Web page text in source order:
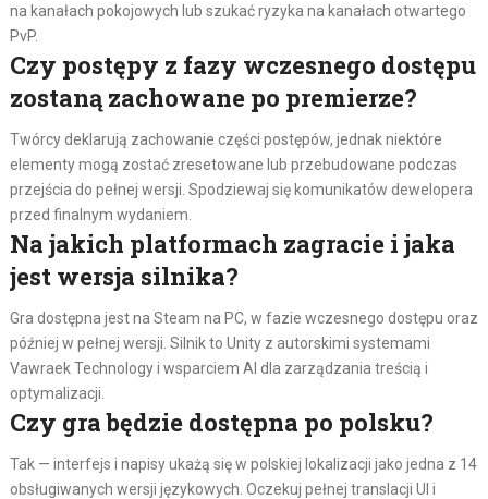
na kanałach pokojowych lub szukać ryzyka na kanałach otwartego
PvP.
Czy postępy z fazy wczesnego dostępu
zostaną zachowane po premierze?
Twórcy deklarują zachowanie części postępów, jednak niektóre
elementy mogą zostać zresetowane lub przebudowane podczas
przejścia do pełnej wersji. Spodziewaj się komunikatów dewelopera
przed finalnym wydaniem.
Na jakich platformach zagracie i jaka
jest wersja silnika?
Gra dostępna jest na Steam na PC, w fazie wczesnego dostępu oraz
później w pełnej wersji. Silnik to Unity z autorskimi systemami
Vawraek Technology i wsparciem AI dla zarządzania treścią i
optymalizacji.
Czy gra będzie dostępna po polsku?
Tak — interfejs i napisy ukażą się w polskiej lokalizacji jako jedna z 14
obsługiwanych wersji językowych. Oczekuj pełnej translacji UI i